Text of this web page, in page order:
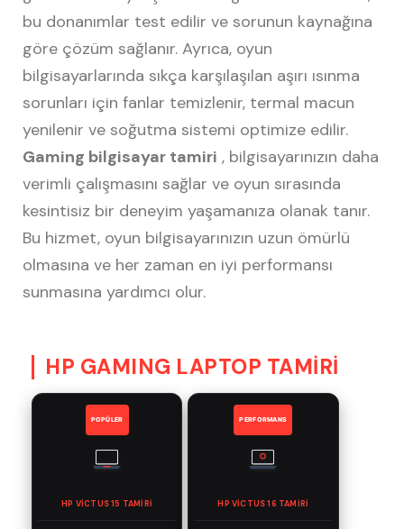
bu donanımlar test edilir ve sorunun kaynağına
göre çözüm sağlanır. Ayrıca, oyun
bilgisayarlarında sıkça karşılaşılan aşırı ısınma
sorunları için fanlar temizlenir, termal macun
yenilenir ve soğutma sistemi optimize edilir.
Gaming bilgisayar tamiri , bilgisayarınızın daha
verimli çalışmasını sağlar ve oyun sırasında
kesintisiz bir deneyim yaşamanıza olanak tanır.
Bu hizmet, oyun bilgisayarınızın uzun ömürlü
olmasına ve her zaman en iyi performansı
sunmasına yardımcı olur.
HP GAMING LAPTOP TAMİRİ
POPÜLER
HP VICTUS 15 TAMIRI
PERFORMANS
HP VICTUS 16 TAMIRI